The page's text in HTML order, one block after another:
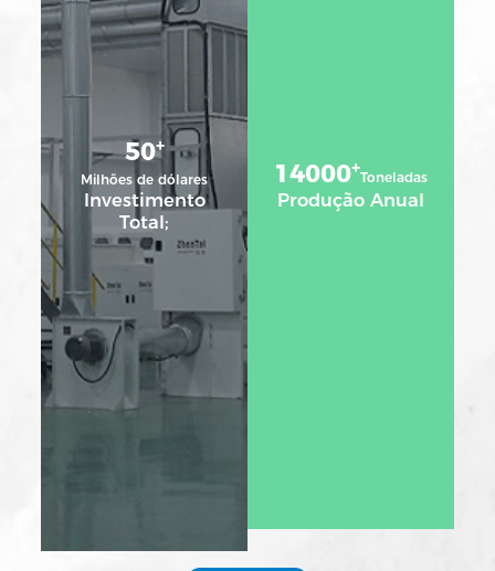
50+
Milhões de dólares
Investimento
Total;
14000+Toneladas
Produção Anual